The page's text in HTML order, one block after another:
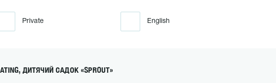
Private English
ДИТЯЧИЙ САДОК «SPROUT»